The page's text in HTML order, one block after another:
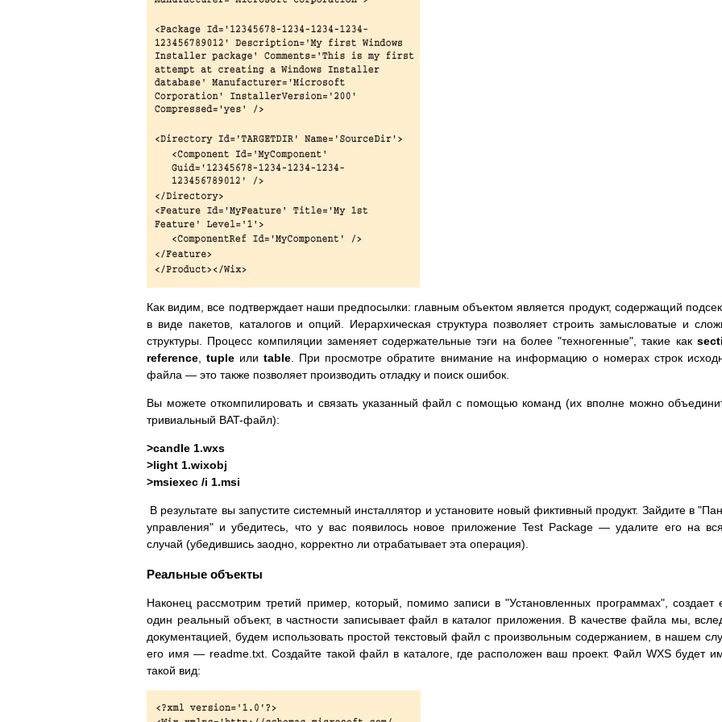
Как видим, все подтверждает наши предпосылки: главным объектом является продукт, содержащий
в виде пакетов, каталогов и опций. Иерархическая структура позволяет строить замысловатые и
структуры. Процесс компиляции заменяет содержательные тэги на более "техногенные", такие как
reference ,tuple илиtable . При просмотре обратите внимание на информацию о номерах строк
файла — это также позволяет производить отладку и поиск ошибок.
Вы можете откомпилировать и связать указанный файл с помощью команд (их вполне можно
тривиальный BAT-файл):
>candle 1.wxs
>light 1.wixobj
>msiexec /i 1.msi
В результате вы запустите системный инсталлятор и установите новый фиктивный продукт. Зайдите в
управления" и убедитесь, что у вас появилось новое приложение Test Package — удалите его на
случай (убедившись заодно, корректно ли отрабатывает эта операция).
Реальные объекты
Наконец рассмотрим третий пример, который, помимо записи в "Установленных программах", создает
один реальный объект, в частности записывает файл в каталог приложения. В качестве файла мы,
документацией, будем использовать простой текстовый файл с произвольным содержанием, в нашем
его имя — readme.txt. Создайте такой файл в каталоге, где расположен ваш проект. Файл WXS будет
такой вид: